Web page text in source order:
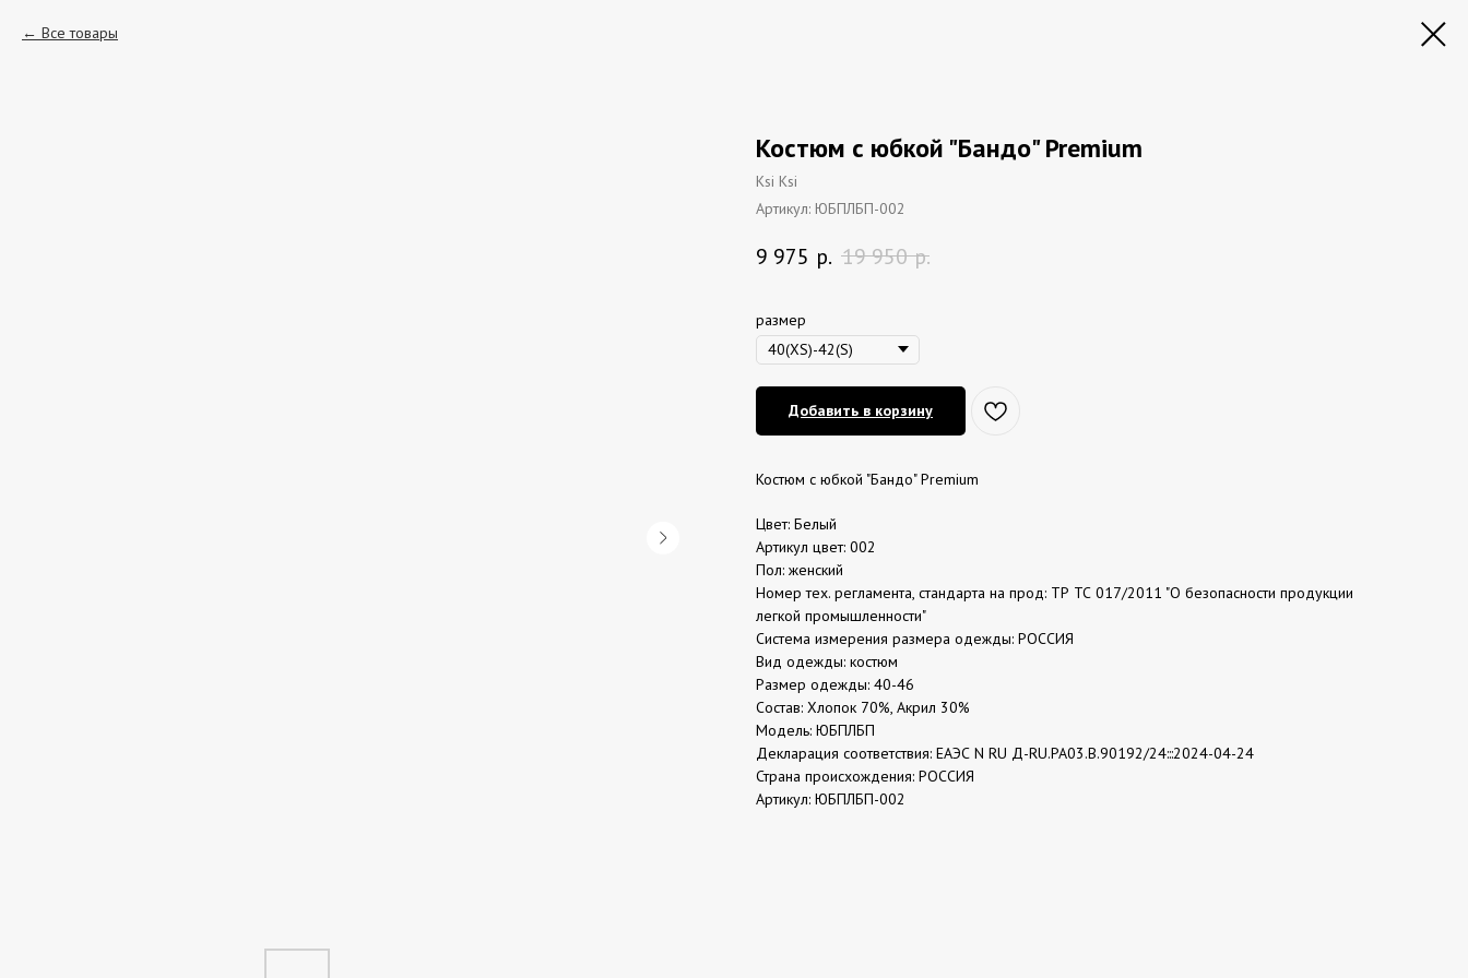
Все товары
Костюм с юбкой "Бандо" Premium
Ksi Ksi
Артикул: ЮБПЛБП-002
9 975 р. 19 950 р.
размер
Добавить в корзину
Костюм с юбкой "Бандо" Premium
Цвет: Белый
Артикул цвет: 002
Пол: женский
Номер тех. регламента, стандарта на прод: ТР ТС 017/2011 "О безопасности продукции
легкой промышленности"
Система измерения размера одежды: РОССИЯ
Вид одежды: костюм
Размер одежды: 40-46
Состав: Хлопок 70%, Акрил 30%
Модель: ЮБПЛБП
Декларация соответствия: ЕАЭС N RU Д-RU.РА03.В.90192/24:::2024-04-24
Страна происхождения: РОССИЯ
Артикул: ЮБПЛБП-002